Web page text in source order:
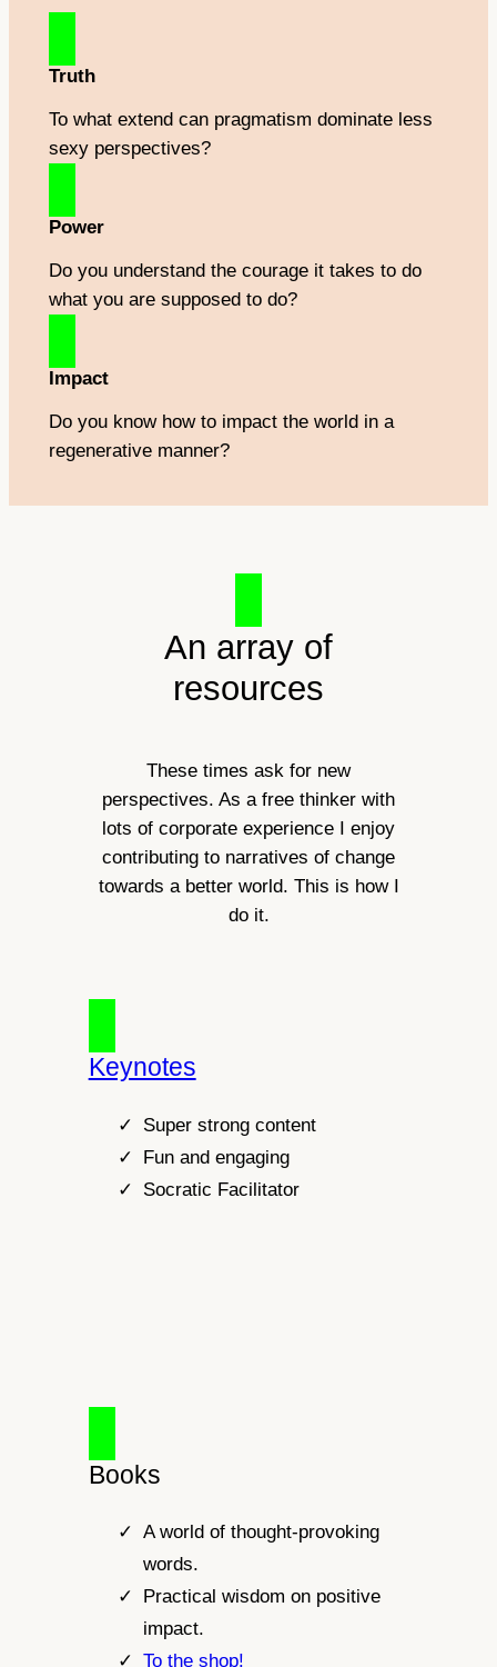
Truth
To what extend can pragmatism dominate less
sexy perspectives?
Power
Do you understand the courage it takes to do
what you are supposed to do?
Impact
Do you know how to impact the world in a
regenerative manner?
An array of
resources
These times ask for new
perspectives. As a free thinker with
lots of corporate experience I enjoy
contributing to narratives of change
towards a better world. This is how I
do it.
Keynotes
Super strong content
Fun and engaging
Socratic Facilitator
Books
A world of thought-provoking
words.
Practical wisdom on positive
impact.
To the shop!